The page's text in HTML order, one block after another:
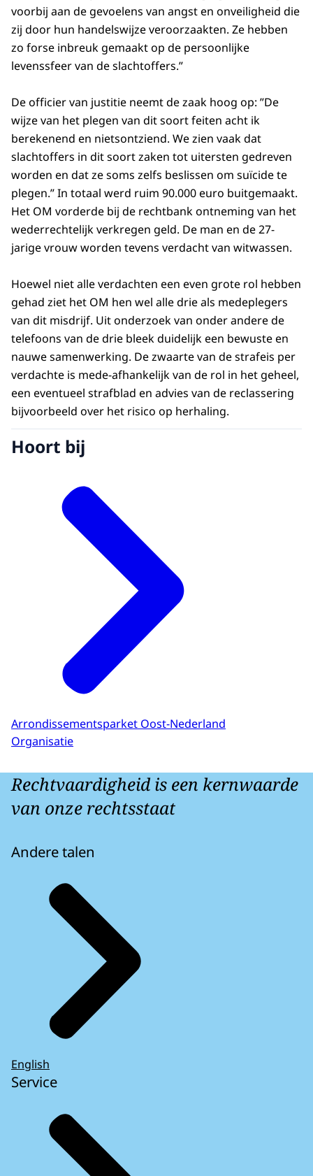
voorbij aan de gevoelens van angst en onveiligheid die
zij door hun handelswijze veroorzaakten. Ze hebben
zo forse inbreuk gemaakt op de persoonlijke
levenssfeer van de slachtoffers.”
De officier van justitie neemt de zaak hoog op: ”De
wijze van het plegen van dit soort feiten acht ik
berekenend en nietsontziend. We zien vaak dat
slachtoffers in dit soort zaken tot uitersten gedreven
worden en dat ze soms zelfs beslissen om suïcide te
plegen.” In totaal werd ruim 90.000 euro buitgemaakt.
Het OM vorderde bij de rechtbank ontneming van het
wederrechtelijk verkregen geld. De man en de 27-
jarige vrouw worden tevens verdacht van witwassen.
Hoewel niet alle verdachten een even grote rol hebben
gehad ziet het OM hen wel alle drie als medeplegers
van dit misdrijf. Uit onderzoek van onder andere de
telefoons van de drie bleek duidelijk een bewuste en
nauwe samenwerking. De zwaarte van de strafeis per
verdachte is mede-afhankelijk van de rol in het geheel,
een eventueel strafblad en advies van de reclassering
bijvoorbeeld over het risico op herhaling.
Hoort bij
Arrondissementsparket Oost-Nederland
Organisatie
Rechtvaardigheid is een kernwaarde
van onze rechtsstaat
Andere talen
English
Service